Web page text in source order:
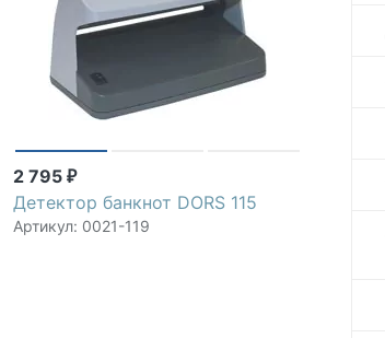
2 795₽
Детектор банкнот DORS 115
Артикул: 0021-119